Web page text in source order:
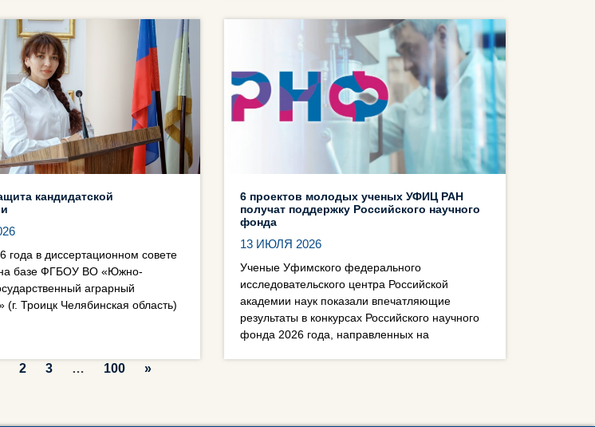
кандидатской
года в диссертационном совете
базе ФГБОУ ВО «Южно-
аграрный
(г. Троицк Челябинская область)
6 проектов молодых ученых УФИЦ РАН
получат поддержку Российского научного
фонда
13 ИЮЛЯ 2026
Ученые Уфимского федерального
исследовательского центра Российской
академии наук показали впечатляющие
результаты в конкурсах Российского научного
фонда 2026 года, направленных на
2 3 … 100 »